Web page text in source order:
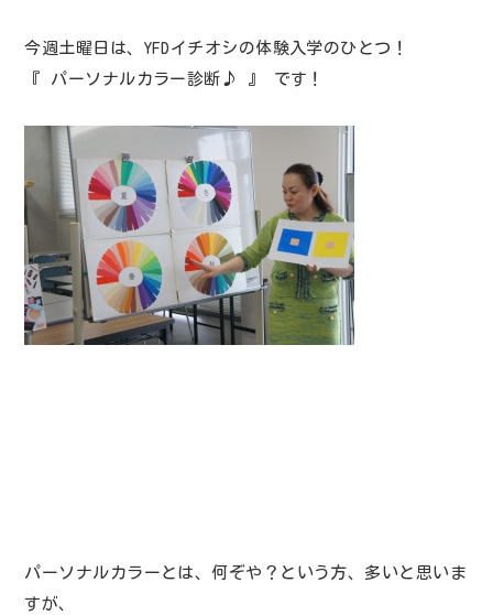
今週土曜日は、YFDイチオシの体験入学のひとつ！
『 パーソナルカラー診断♪ 』 です！
パーソナルカラーとは、何ぞや？という方、多いと思いま
すが、